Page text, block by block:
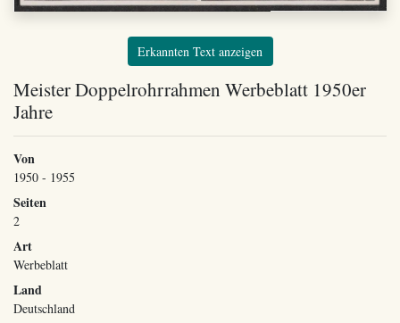
Erkannten Text anzeigen
Meister Doppelrohrrahmen Werbeblatt 1950er
Jahre
Von
1950 - 1955
Seiten
2
Art
Werbeblatt
Land
Deutschland